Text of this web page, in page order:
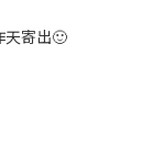
寄出🙂